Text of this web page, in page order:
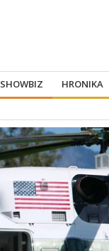
SHOWBIZ HRONIKA